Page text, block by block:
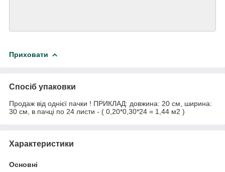
Приховати
Спосіб упаковки
Продаж від однієї пачки ! ПРИКЛАД: довжина: 20 см, ширина:
30 см, в пачці по 24 листи - ( 0,20*0,30*24 = 1,44 м2 )
Характеристики
Основні